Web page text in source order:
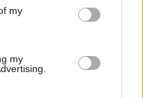
my
my
x 4,096)